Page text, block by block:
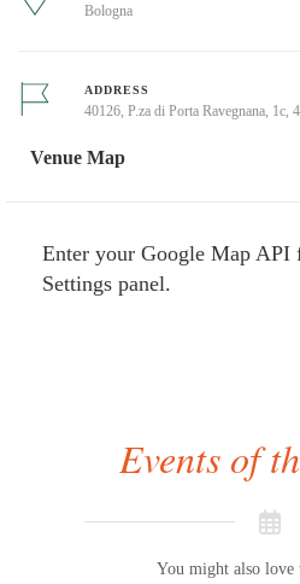
Bologna
ADDRESS
40126, P.za di Porta Ravegnana, 1c,
Venue Map
Enter your Google Map API
Settings panel.
Events of
You might also love